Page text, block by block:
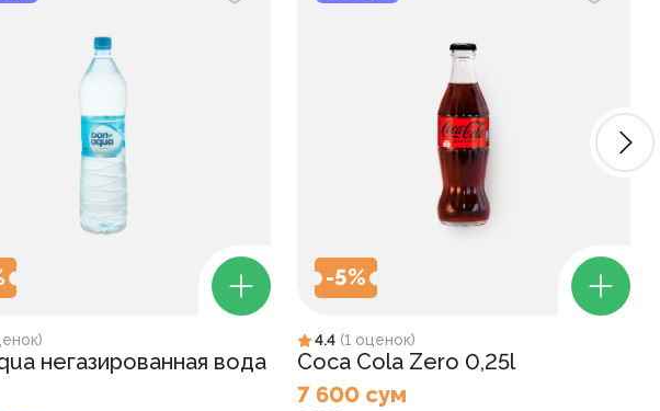
)
негазированная вода
-5%
4.4 (1 оценок)
Coca Cola Zero 0,25l
7 600 сум